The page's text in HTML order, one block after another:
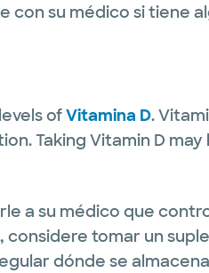
con su médico si tiene
ofVitamina D.
Taking Vitamin D
a su médico que
considere tomar un
dónde se